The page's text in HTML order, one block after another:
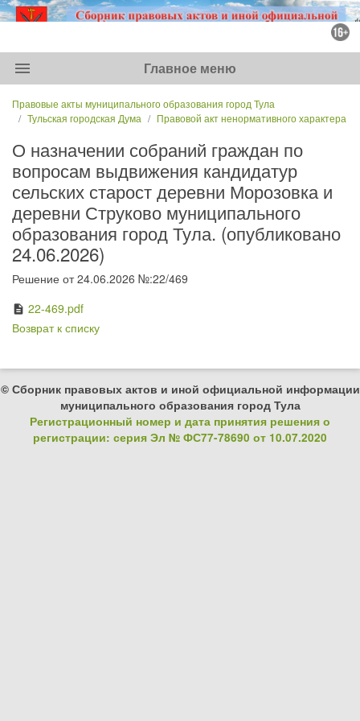
menu Главное меню
Правовые акты муниципального образования город Тула
Тульская городская Дума
Правовой акт ненормативного характера
О назначении собраний граждан по
вопросам выдвижения кандидатур
сельских старост деревни Морозовка и
деревни Струково муниципального
образования город Тула. (опубликовано
24.06.2026)
Решение от 24.06.2026 №:22/469
description 22-469.pdf
Возврат к списку
© Сборник правовых актов и иной официальной информации
муниципального образования город Тула
Регистрационный номер и дата принятия решения о
регистрации: серия Эл № ФС77-78690 от 10.07.2020